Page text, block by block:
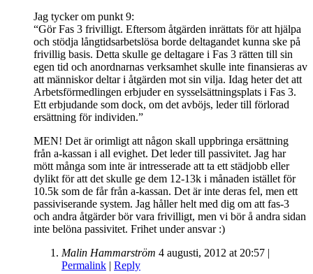
Jag tycker om punkt 9:
“Gör Fas 3 frivilligt. Eftersom åtgärden inrättats för att hjälpa
och stödja långtidsarbetslösa borde deltagandet kunna ske på
frivillig basis. Detta skulle ge deltagare i Fas 3 rätten till sin
egen tid och anordnarnas verksamhet skulle inte finansieras av
att människor deltar i åtgärden mot sin vilja. Idag heter det att
Arbetsförmedlingen erbjuder en sysselsättningsplats i Fas 3.
Ett erbjudande som dock, om det avböjs, leder till förlorad
ersättning för individen.”
MEN! Det är orimligt att någon skall uppbringa ersättning
från a-kassan i all evighet. Det leder till passivitet. Jag har
mött många som inte är intresserade att ta ett städjobb eller
dylikt för att det skulle ge dem 12-13k i månaden istället för
10.5k som de får från a-kassan. Det är inte deras fel, men ett
passiviserande system. Jag håller helt med dig om att fas-3
och andra åtgärder bör vara frivilligt, men vi bör å andra sidan
inte belöna passivitet. Frihet under ansvar :)
Malin Hammarström 4 augusti, 2012 at 20:57 |
Permalink | Reply